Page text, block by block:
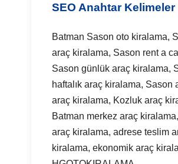
SEO Anahtar Kelimeler
Batman Sason oto kiralama,
araç kiralama, Sason rent a
Sason günlük araç kiralama,
haftalık araç kiralama, Sason
araç kiralama, Kozluk araç
Batman merkez araç
araç kiralama, adrese teslim
kiralama, ekonomik araç